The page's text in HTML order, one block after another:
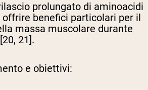
prolungato di aminoacidi
offrire benefici particolari per il
massa muscolare durante
21].
e obiettivi: